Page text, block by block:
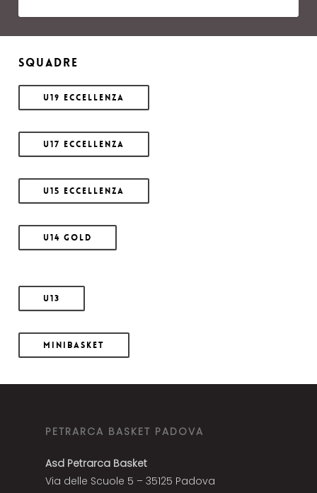
SQUADRE
U19 Eccellenza
U17 Eccellenza
U15 Eccellenza
U14 Gold
U13
Minibasket
PETRARCA BASKET PADOVA
Asd Petrarca Basket
Via delle Scuole 5 – 35125 Padova